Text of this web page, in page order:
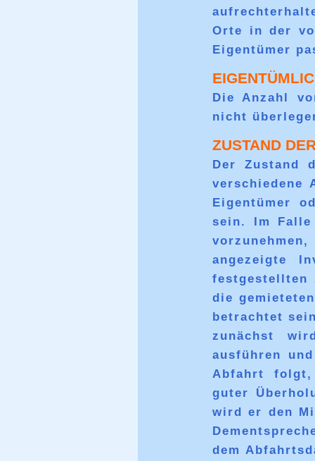
Orte in der
Eigentümer
Die Anzahl
nicht
ZUSTAND
Der Zustand
verschiedene
Eigentümer
sein. Im
angezeigte
festgestellten
die
betrachtet
zunächst
ausführen
Abfahrt folgt,
guter
wird er den
dem